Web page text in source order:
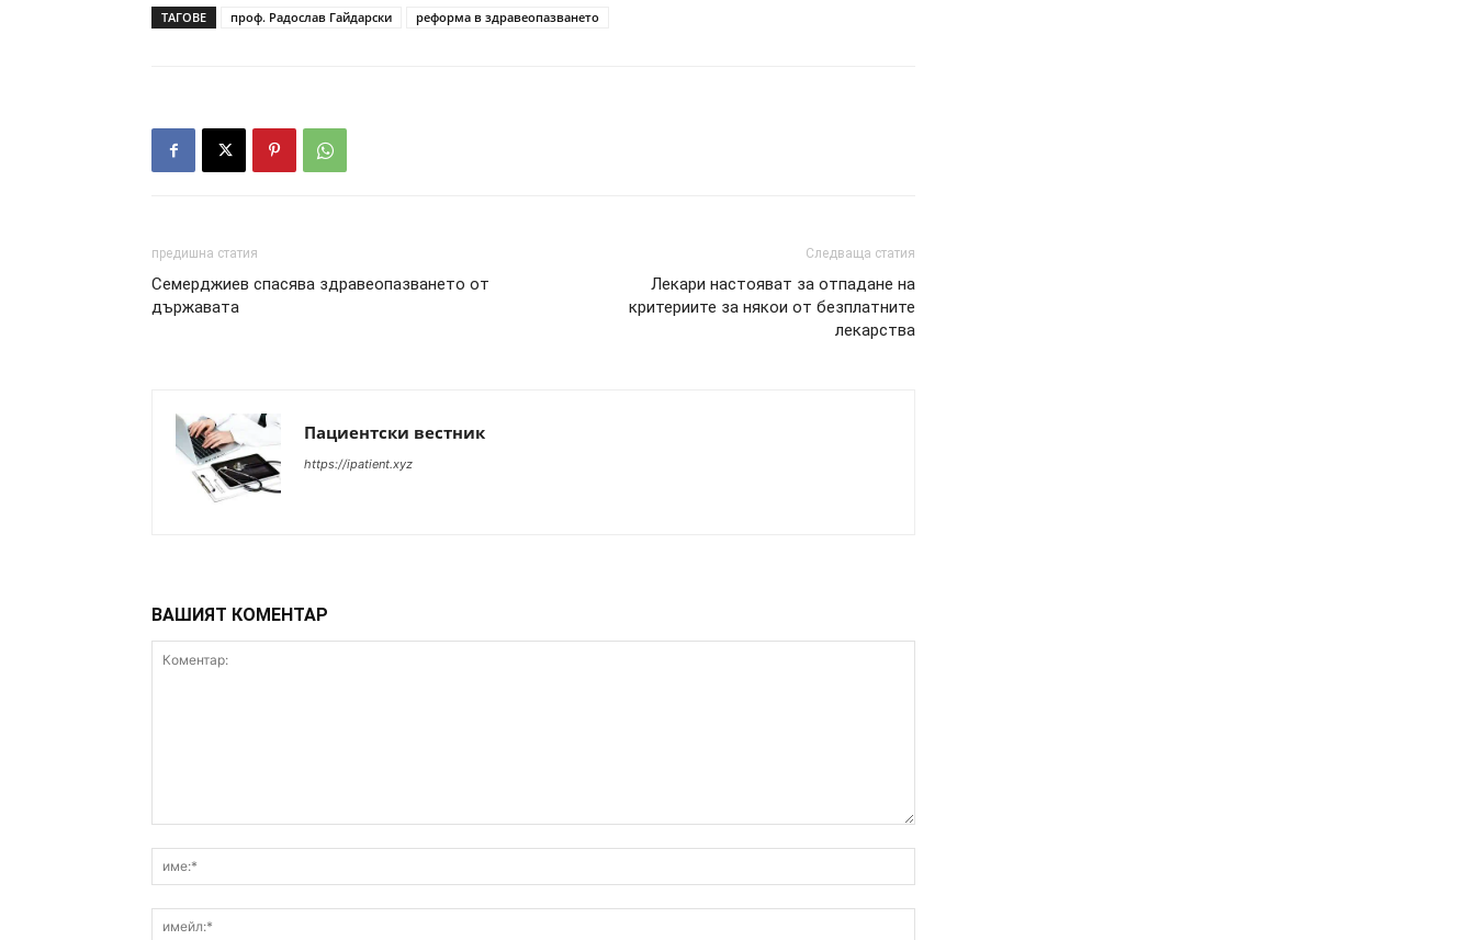
ТАГОВЕ проф. Радослав Гайдарски реформа в здравеопазването
предишна статия
Семерджиев спасява здравеопазването от
държавата
Следваща статия
Лекари настояват за отпадане на
критериите за някои от безплатните
лекарства
Пациентски вестник
https://ipatient.xyz
ВАШИЯТ КОМЕНТАР